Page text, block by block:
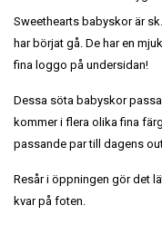
Sweethearts babyskor är
har börjat gå. De har en
fina loggo på undersidan!
Dessa söta babyskor
kommer i flera olika fina
passande par till dagens
Resår i öppningen gör det
kvar på foten.